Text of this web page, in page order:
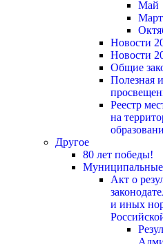
Май
Март
Новости
Новости
Общие
Полезная
Реестр
на
Другое
80 лет победы!
Муниципальные
Акт о
и иных